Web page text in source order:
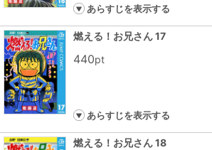
あらすじを表示する
燃える！お兄さん 17
440pt
あらすじを表示する
燃える！お兄さん 18